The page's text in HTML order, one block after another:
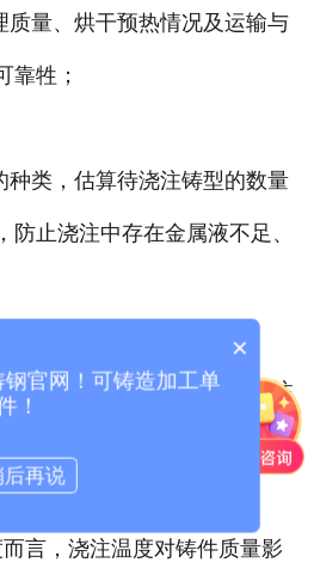
量、烘干预热情况及运输与
靠牲；
类，估算待浇注铸型的数量
防止浇注中存在金属液不足、
型济南铸钢件，严格控制浇注
遵守浇注操作规程很关键。
，浇注温度对铸件质量影
×
官网！可铸造加工单
！
后再说